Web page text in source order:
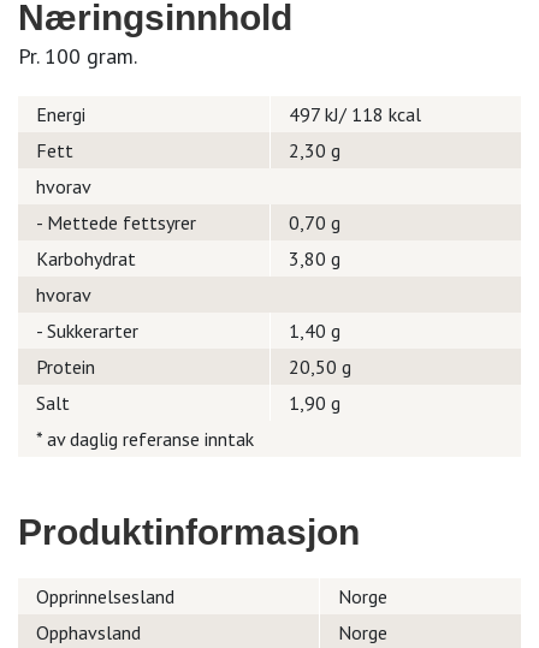
Næringsinnhold
Pr. 100 gram.
Energi
497 kJ/ 118 kcal
Fett
2,30 g
hvorav
- Mettede fettsyrer
0,70 g
Karbohydrat
3,80 g
hvorav
- Sukkerarter
1,40 g
Protein
20,50 g
Salt
1,90 g
* av daglig referanse inntak
Produktinformasjon
Opprinnelsesland
Norge
Opphavsland
Norge